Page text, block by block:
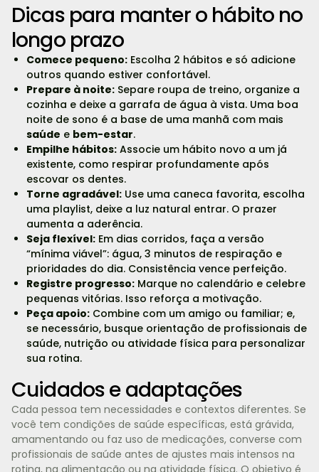
Dicas para manter o hábito no
longo prazo
Comece pequeno:Escolha 2 hábitos e só adicione
outros quando estiver confortável.
Prepare à noite:Separe roupa de treino, organize a
cozinha e deixe a garrafa de água à vista. Uma boa
noite de sono é a base de uma manhã com mais
saúde e bem-estar.
Empilhe hábitos:Associe um hábito novo a um já
existente, como respirar profundamente após
escovar os dentes.
Torne agradável:Use uma caneca favorita, escolha
uma playlist, deixe a luz natural entrar. O prazer
aumenta a aderência.
Seja flexível:Em dias corridos, faça a versão
“mínima viável”: água, 3 minutos de respiração e
prioridades do dia. Consistência vence perfeição.
Registre progresso:Marque no calendário e celebre
pequenas vitórias. Isso reforça a motivação.
Peça apoio:Combine com um amigo ou familiar; e,
se necessário, busque orientação de profissionais de
saúde, nutrição ou atividade física para personalizar
sua rotina.
Cuidados e adaptações
Cada pessoa tem necessidades e contextos diferentes. Se
você tem condições de saúde específicas, está grávida,
amamentando ou faz uso de medicações, converse com
profissionais de saúde antes de ajustes mais intensos na
rotina, na alimentação ou na atividade física. O objetivo é